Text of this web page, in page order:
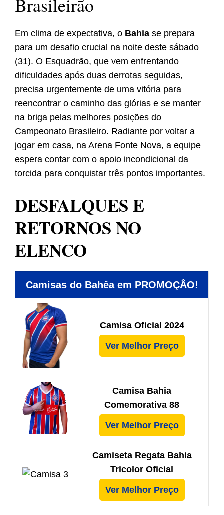
Brasileirão
Em clima de expectativa, o Bahia se prepara
para um desafio crucial na noite deste sábado
(31). O Esquadrão, que vem enfrentando
dificuldades após duas derrotas seguidas,
precisa urgentemente de uma vitória para
reencontrar o caminho das glórias e se manter
na briga pelas melhores posições do
Campeonato Brasileiro. Radiante por voltar a
jogar em casa, na Arena Fonte Nova, a equipe
espera contar com o apoio incondicional da
torcida para conquistar três pontos importantes.
DESFALQUES E
RETORNOS NO
ELENCO
Camisas do Bahêa em PROMOÇÂO!
Camisa Oficial 2024
Ver Melhor Preço
Camisa Bahia
Comemorativa 88
Ver Melhor Preço
Camiseta Regata Bahia
Tricolor Oficial
Ver Melhor Preço